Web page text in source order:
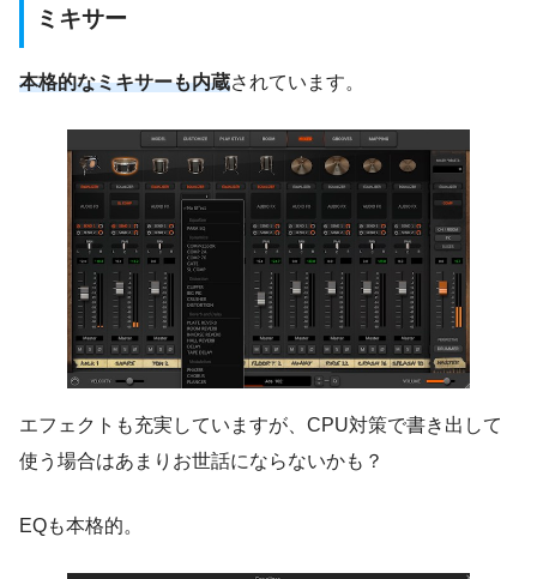
ミキサー
本格的なミキサーも内蔵されています。
エフェクトも充実していますが、CPU対策で書き出して
使う場合はあまりお世話にならないかも？
EQも本格的。